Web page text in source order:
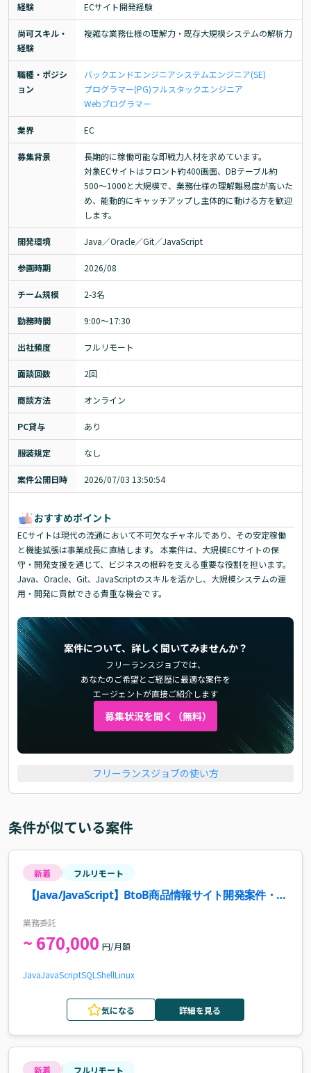
経験
ECサイト開発経験
尚可スキル・
経験
複雑な業務仕様の理解力・既存大規模システムの解析力
職種・ポジシ
ョン
バックエンドエンジニアシステムエンジニア(SE)
プログラマー(PG)フルスタックエンジニア
Webプログラマー
業界 EC
募集背景
長期的に稼働可能な即戦力人材を求めています。
対象ECサイトはフロント約400画面、DBテーブル約
500〜1000と大規模で、業務仕様の理解難易度が高いた
め、能動的にキャッチアップし主体的に動ける方を歓迎
します。
開発環境 Java／Oracle／Git／JavaScript
参画時期 2026/08
チーム規模 2-3名
勤務時間 9:00〜17:30
出社頻度 フルリモート
面談回数 2回
商談方法 オンライン
PC貸与 あり
服装規定 なし
案件公開日時 2026/07/03 13:50:54
おすすめポイント
ECサイトは現代の流通において不可欠なチャネルであり、その安定稼働
と機能拡張は事業成長に直結します。 本案件は、大規模ECサイトの保
守・開発支援を通じて、ビジネスの根幹を支える重要な役割を担います。
Java、Oracle、Git、JavaScriptのスキルを活かし、大規模システムの運
用・開発に貢献できる貴重な機会です。
案件について、詳しく聞いてみませんか？
フリーランスジョブでは、
あなたのご希望とご経歴に最適な案件を
エージェントが直接ご紹介します
募集状況を聞く（無料）
フリーランスジョブの使い方
条件が似ている案件
新着 フルリモート
【Java/JavaScript】BtoB商品情報サイト開発案件・求
業務委託
~ 670,000 円/月額
JavaJavaScriptSQL ShellLinux
気になる 詳細を見る
新着 フルリモート